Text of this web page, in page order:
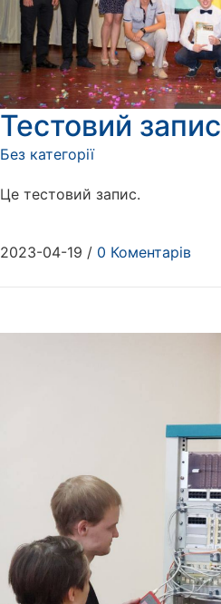
Тестовий запис
Без категорії
Це тестовий запис.
2023-04-19 / 0 Коментарів